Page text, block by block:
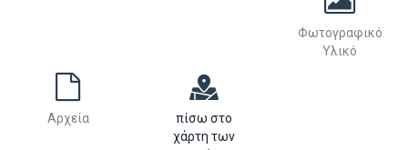
Φωτογραφικό
Υλικό
Αρχεία
πίσω στο
χάρτη των